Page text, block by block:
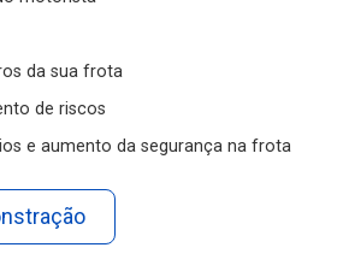
da sua frota
de riscos
e aumento da segurança na frota